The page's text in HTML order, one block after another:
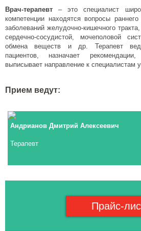
Врач-терапевт – это специалист
компетенции находятся вопросы раннего
заболеваний желудочно-кишечного
сердечно-сосудистой, мочеполовой
обмена веществ и др. Терапевт
пациентов, назначает
выписывает направление к специалистам
Прием ведут:
Андрианов Дмитрий Алексеевич
Терапевт
Прайс-